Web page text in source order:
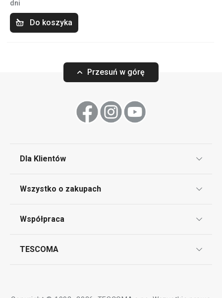
dni
Do koszyka
Przesuń w górę
Dla Klientów
Bony podarunkowe
Wszystko o zakupach
Dostawa i sposoby płatności
Współpraca
TESCOMA